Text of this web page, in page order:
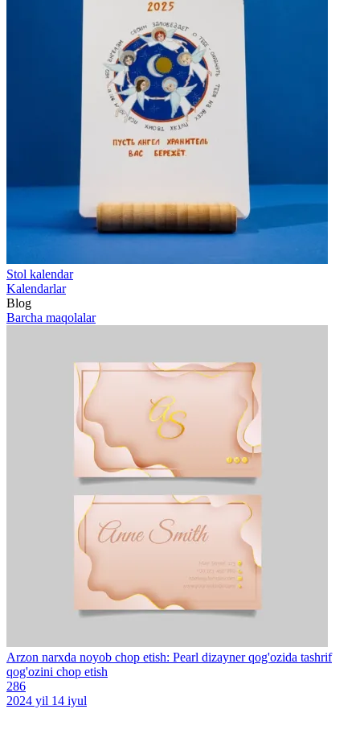
Stol kalendar
Kalendarlar
Blog
Barcha maqolalar
Arzon narxda noyob chop etish: Pearl dizayner qog'ozida tashrif
qog'ozini chop etish
286
2024 yil 14 iyul